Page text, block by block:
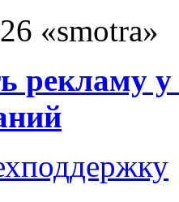
«smotra»
рекламу у